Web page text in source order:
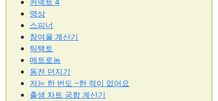
명상
스피너
참여율 계산기
틱택토
메트로놈
동전 던지기
저는 한 번도 ~한 적이 없어요
출생 차트 궁합 계산기